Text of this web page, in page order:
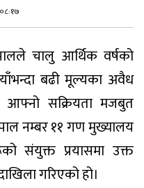
चालु आर्थिक वर्षको
बढी मूल्यका अवैध
आफ्नो सक्रियता मजबुत
नम्बर ११ गण मुख्यालय
संयुक्त प्रयासमा उक्त
गरिएको हो।